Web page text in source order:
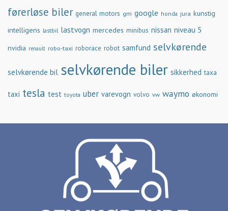
førerløse biler general motors gm google honda jura kunstig
intelligens lastbil lastvogn mercedes minibus nissan niveau 5
nvidia renault robo-taxi roborace robot samfund selvkørende
selvkørende bil selvkørende biler sikkerhed taxa
taxi tesla test toyota uber varevogn volvo vw waymo økonomi